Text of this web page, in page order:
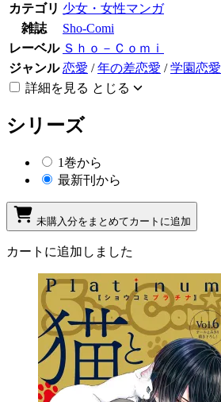
カテゴリ 少女・女性マンガ
雑誌
Sho-Comi
レーベル Ｓｈｏ－Ｃｏｍｉ
ジャンル 恋愛 /年の差恋愛 /学園恋愛
詳細を見る とじる
シリーズ
1巻から
最新刊から
未購入分をまとめてカートに追加
カートに追加しました